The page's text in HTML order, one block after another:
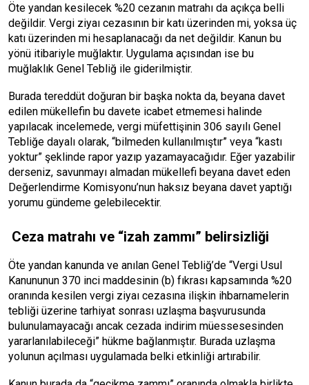
Öte yandan kesilecek %20 cezanın matrahı da açıkça belli
değildir. Vergi ziyaı cezasının bir katı üzerinden mi, yoksa üç
katı üzerinden mi hesaplanacağı da net değildir. Kanun bu
yönü itibariyle muğlaktır. Uygulama açısından ise bu
muğlaklık Genel Tebliğ ile giderilmiştir.
Burada tereddüt doğuran bir başka nokta da, beyana davet
edilen mükellefin bu davete icabet etmemesi halinde
yapılacak incelemede, vergi müfettişinin 306 sayılı Genel
Tebliğe dayalı olarak, “bilmeden kullanılmıştır” veya “kastı
yoktur” şeklinde rapor yazıp yazamayacağıdır. Eğer yazabilir
derseniz, savunmayı almadan mükellefi beyana davet eden
Değerlendirme Komisyonu’nun haksız beyana davet yaptığı
yorumu gündeme gelebilecektir.
Ceza matrahı ve “izah zammı” belirsizliği
Öte yandan kanunda ve anılan Genel Tebliğ’de “Vergi Usul
Kanununun 370 inci maddesinin (b) fıkrası kapsamında %20
oranında kesilen vergi ziyaı cezasına ilişkin ihbarnamelerin
tebliği üzerine tarhiyat sonrası uzlaşma başvurusunda
bulunulamayacağı ancak cezada indirim müessesesinden
yararlanılabileceği” hükme bağlanmıştır. Burada uzlaşma
yolunun açılması uygulamada belki etkinliği artırabilir.